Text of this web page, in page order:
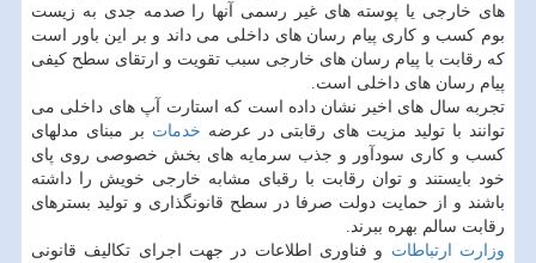
های خارجی یا پوسته های غیر رسمی آنها را صدمه جدی به زیست
بوم كسب و كاری پیام رسان های داخلی می داند و بر این باور است
كه رقابت با پیام رسان های خارجی سبب تقویت و ارتقای سطح كیفی
پیام رسان های داخلی است.
تجربه سال های اخیر نشان داده است كه استارت آپ های داخلی می
توانند با تولید مزیت های رقابتی در عرضه خدمات بر مبنای مدلهای
كسب و كاری سودآور و جذب سرمایه های بخش خصوصی روی پای
خود بایستند و توان رقابت با رقبای مشابه خارجی خویش را داشته
باشند و از حمایت دولت صرفا در سطح قانونگذاری و تولید بسترهای
رقابت سالم بهره ببرند.
وزارت ارتباطات و فناوری اطلاعات در جهت اجرای تكالیف قانونی